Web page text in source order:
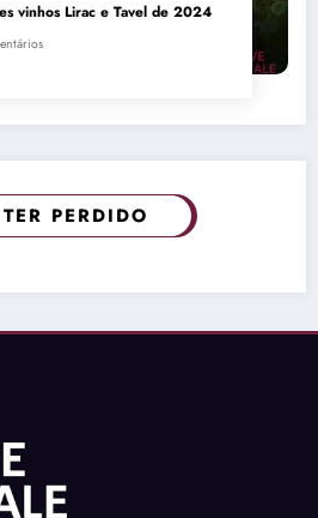
vinhos Lirac e Tavel de 2024
PERDIDO